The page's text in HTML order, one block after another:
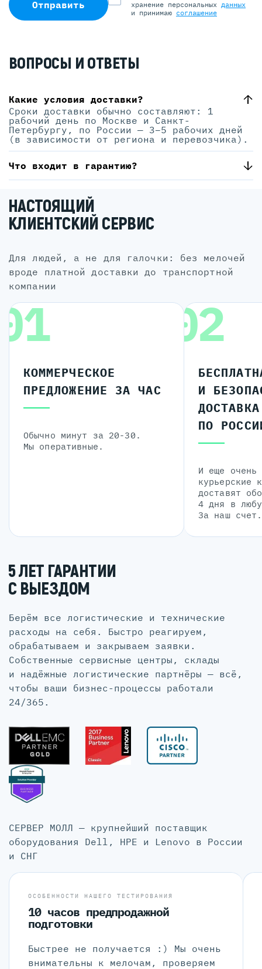
Отправить
хранение персональных данных
и принимаю соглашение
ВОПРОСЫ И ОТВЕТЫ
Какие условия доставки?
Сроки доставки обычно составляют: 1
рабочий день по Москве и Санкт-
Петербургу, по России — 3–5 рабочих дней
(в зависимости от региона и перевозчика).
Что входит в гарантию?
НАСТОЯЩИЙ
КЛИЕНТСКИЙ СЕРВИС
для людей, а не для галочки: без мелочей
вроде платной доставки до транспортной
компании
КОММЕРЧЕСКОЕ
ПРЕДЛОЖЕНИЕ ЗА ЧАС
Обычно минут за 20-30.
Мы оперативные.
02
И
ДОСТАВКА
ПО
И еще очень
курьерские
доставят
4 дня в
За наш счет.
5 ЛЕТ ГАРАНТИИ
С ВЫЕЗДОМ
Берём все логистические и технические
расходы на себя. Быстро реагируем,
обрабатываем и закрываем заявки.
Собственные сервисные центры, склады
и надёжные логистические партнёры — всё,
чтобы ваши бизнес-процессы работали
24/365.
СЕРВЕР МОЛЛ — крупнейший поставщик
оборудования Dell, HPE и Lenovo в России
и СНГ
ОСОБЕННОСТИ НАШЕГО ТЕСТИРОВАНИЯ
10 часов предпродажной
подготовки
Быстрее не получается :) Мы очень
внимательны к мелочам, проверяем